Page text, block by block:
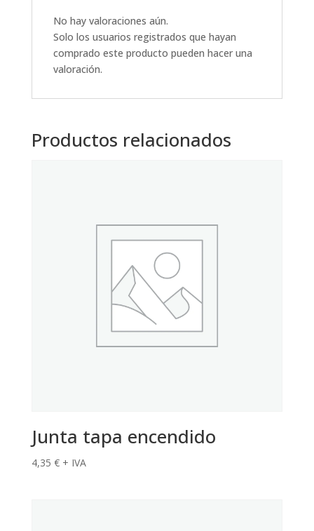
No hay valoraciones aún.
Solo los usuarios registrados que hayan
comprado este producto pueden hacer una
valoración.
Productos relacionados
Junta tapa encendido
4,35 € + IVA